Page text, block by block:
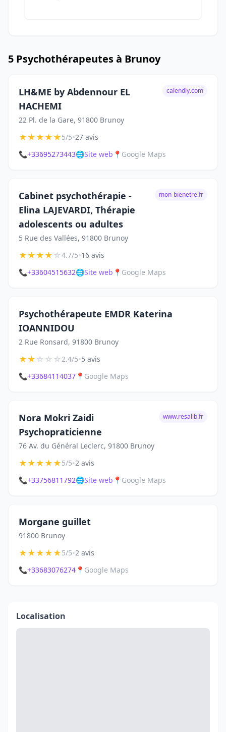
5 Psychothérapeutes à Brunoy
LH&ME by Abdennour EL
HACHEMI
22 Pl. de la Gare, 91800 Brunoy
calendly.com
★★★★★5/5•27 avis
📞+33695273443🌐Site web 📍 Google Maps
Cabinet psychothérapie -
Elina LAJEVARDI, Thérapie
adolescents ou adultes
5 Rue des Vallées, 91800 Brunoy
mon-bienetre.fr
★★★★☆4.7/5•16 avis
📞+33604515632🌐Site web 📍 Google Maps
Psychothérapeute EMDR Katerina
IOANNIDOU
2 Rue Ronsard, 91800 Brunoy
★★☆☆☆2.4/5•5 avis
📞+33684114037 📍 Google Maps
Nora Mokri Zaidi
Psychopraticienne
76 Av. du Général Leclerc, 91800 Brunoy
www.resalib.fr
★★★★★5/5•2 avis
📞+33756811792🌐Site web 📍 Google Maps
Morgane guillet
91800 Brunoy
★★★★★5/5•2 avis
📞+33683076274 📍 Google Maps
Localisation